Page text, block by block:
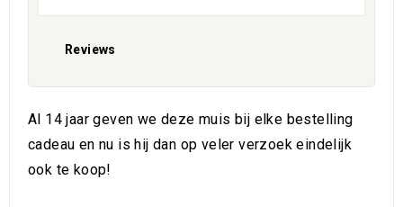
Reviews
Al 14 jaar geven we deze muis bij elke bestelling
cadeau en nu is hij dan op veler verzoek eindelijk
ook te koop!